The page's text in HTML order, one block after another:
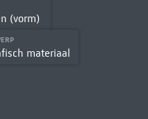
(vorm)
materiaal